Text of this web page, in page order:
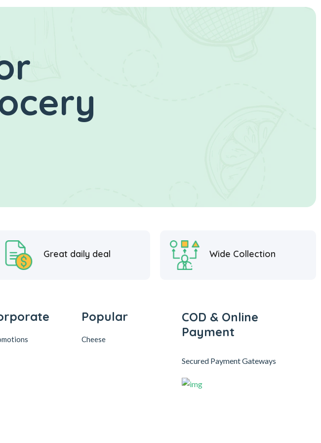
Great daily deal Wide Collection
Popular
Cheese
COD & Online
Payment
Secured Payment Gateways